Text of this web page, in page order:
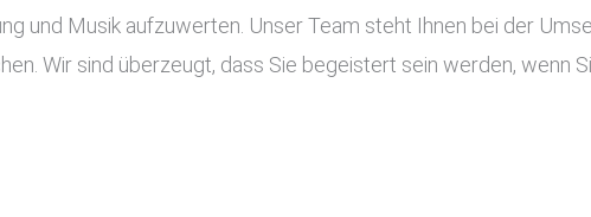
und Musik aufzuwerten. Unser Team steht Ihnen bei der
Wir sind überzeugt, dass Sie begeistert sein werden, wenn